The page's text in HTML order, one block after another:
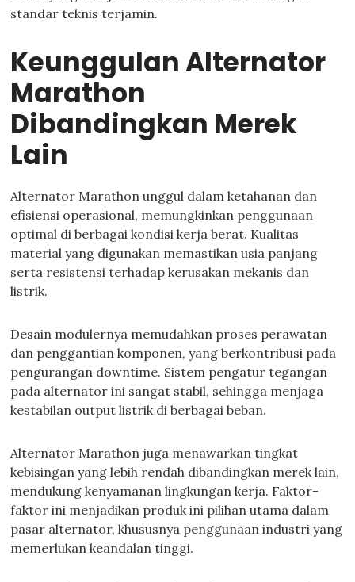
standar teknis terjamin.
Keunggulan Alternator
Marathon
Dibandingkan Merek
Lain
Alternator Marathon unggul dalam ketahanan dan
efisiensi operasional, memungkinkan penggunaan
optimal di berbagai kondisi kerja berat. Kualitas
material yang digunakan memastikan usia panjang
serta resistensi terhadap kerusakan mekanis dan
listrik.
Desain modulernya memudahkan proses perawatan
dan penggantian komponen, yang berkontribusi pada
pengurangan downtime. Sistem pengatur tegangan
pada alternator ini sangat stabil, sehingga menjaga
kestabilan output listrik di berbagai beban.
Alternator Marathon juga menawarkan tingkat
kebisingan yang lebih rendah dibandingkan merek lain,
mendukung kenyamanan lingkungan kerja. Faktor-
faktor ini menjadikan produk ini pilihan utama dalam
pasar alternator, khususnya penggunaan industri yang
memerlukan keandalan tinggi.